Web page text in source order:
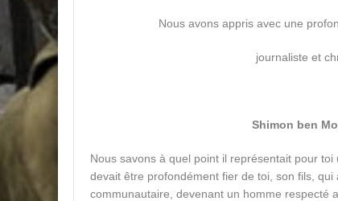
Nous avons appris avec une
journaliste et
Nous savons à quel point il représentait pour
devait être profondément fier de toi, son fils,
communautaire, devenant un homme respecté